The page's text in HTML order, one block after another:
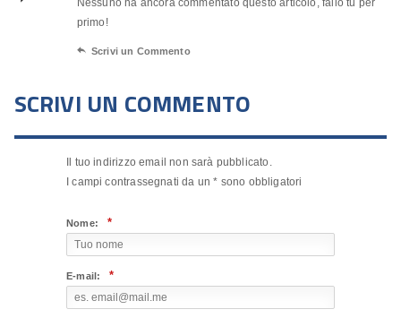
primo!
 Scrivi un Commento
SCRIVI UN COMMENTO
Il tuo indirizzo email non sarà pubblicato.
I campi contrassegnati da un* sono obbligatori
Nome: *
E-mail: *